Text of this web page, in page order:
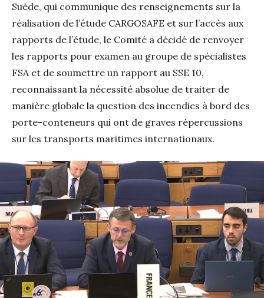
Suède, qui communique des renseignements sur la
réalisation de l’étude CARGOSAFE et sur l’accès aux
rapports de l’étude, le Comité a décidé de renvoyer
les rapports pour examen au groupe de spécialistes
FSA et de soumettre un rapport au SSE 10,
reconnaissant la nécessité absolue de traiter de
manière globale la question des incendies à bord des
porte-conteneurs qui ont de graves répercussions
sur les transports maritimes internationaux.